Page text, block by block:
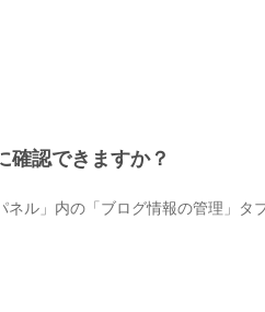
確認できますか？
ル」内の「ブログ情報の管理」タ